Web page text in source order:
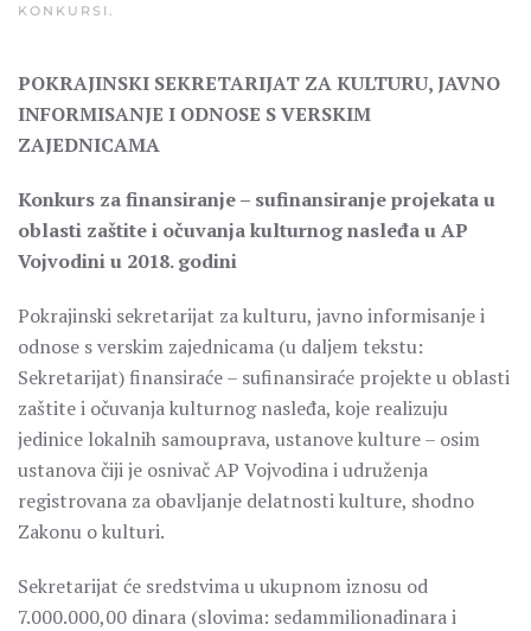
KONKURSI .
POKRAJINSKI SEKRETARIJAT ZA KULTURU, JAVNO
INFORMISANJE I ODNOSE S VERSKIM
ZAJEDNICAMA
Konkurs za finansiranje – sufinansiranje projekata u
oblasti zaštite i očuvanja kulturnog nasleđa u AP
Vojvodini u 2018. godini
Pokrajinski sekretarijat za kulturu, javno informisanje i
odnose s verskim zajednicama (u daljem tekstu:
Sekretarijat) finansiraće – sufinansiraće projekte u oblasti
zaštite i očuvanja kulturnog nasleđa, koje realizuju
jedinice lokalnih samouprava, ustanove kulture – osim
ustanova čiji je osnivač AP Vojvodina i udruženja
registrovana za obavljanje delatnosti kulture, shodno
Zakonu o kulturi.
Sekretarijat će sredstvima u ukupnom iznosu od
7.000.000,00 dinara (slovima: sedammilionadinara i